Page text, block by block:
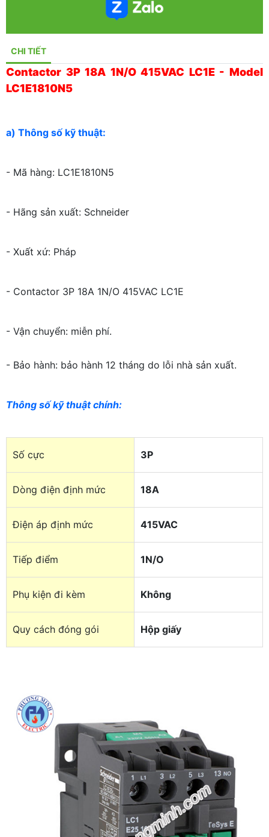
CHI TIẾT
Contactor 3P 18A 1N/O 415VAC LC1E - Model
LC1E1810N5
a) Thông số kỹ thuật:
- Mã hàng: LC1E1810N5
- Hãng sản xuất: Schneider
- Xuất xứ: Pháp
- Contactor 3P 18A 1N/O 415VAC LC1E
- Vận chuyển: miễn phí.
- Bảo hành: bảo hành 12 tháng do lỗi nhà sản xuất.
Thông số kỹ thuật chính:
Số cực 3P
Dòng điện định mức 18A
Điện áp định mức 415VAC
Tiếp điểm 1N/O
Phụ kiện đi kèm Không
Quy cách đóng gói Hộp giấy